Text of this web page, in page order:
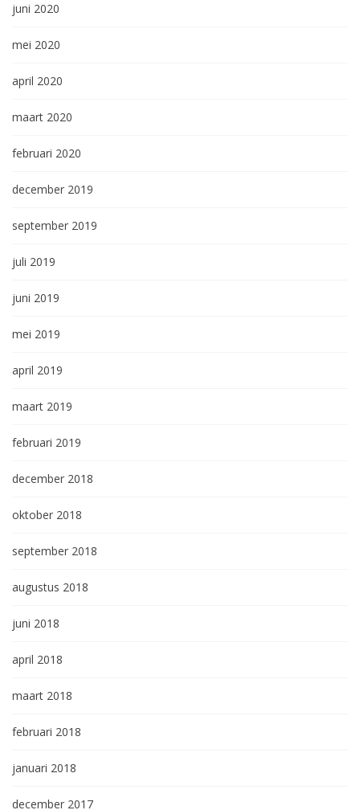
juni 2020
mei 2020
april 2020
maart 2020
februari 2020
december 2019
september 2019
juli 2019
juni 2019
mei 2019
april 2019
maart 2019
februari 2019
december 2018
oktober 2018
september 2018
augustus 2018
juni 2018
april 2018
maart 2018
februari 2018
januari 2018
december 2017